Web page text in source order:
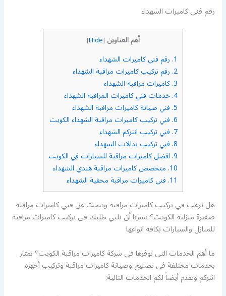
رقم فني كاميرات الشهداء
أهم العناوين [
Hide
]
1. رقم فني كاميرات الشهداء
2. رقم تركيب كاميرات مراقبة الشهداء
3. كاميرات مراقبة الشهداء
4. خدمات فني كاميرات المراقبة الشهداء
5. فني صيانة كاميرات مراقبة الشهداء
6. فني تركيب كاميرات مراقبة الشهداء الكويت
7. فني تركيب انتركم الشهداء
8. فني تركيب بدالات الشهداء
9. افضل كاميرات مراقبة للسيارات في الكويت
10. متخصص كاميرات مراقبة هندي الشهداء
11. فني كاميرات مراقبة مخفية الشهداء
هل ترغب في تركيب كاميرات مراقبة وتبحث عن فني كاميرات مراقبة
صغيرة منزلية الكويت؟ يسرنا أن نلبي طلبك في تركيب كاميرات مراقبة
للمنازل والسيارات بكافة انواعها
ما أهم الخدمات التي نوفرها في شركة كاميرات مراقبة الكويت؟ نمتاز
بخدمات مختلفة في تصليح وصيانة كاميرات مراقبة وتركيب أجهزة
انتركم ونقدم أيضاً لكم الخدمات التالية: